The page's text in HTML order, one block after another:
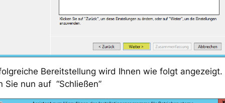
Bereitstellung wird Ihnen wie folgt angezeigt.
Sie nun auf “Schließen”